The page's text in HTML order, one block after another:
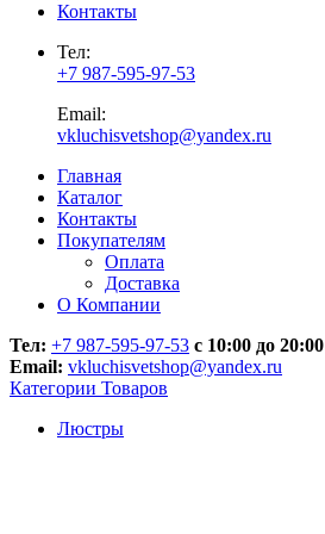
Контакты
Тел:
+7 987-595-97-53
Email:
vkluchisvetshop@yandex.ru
Главная
Каталог
Контакты
Покупателям
Оплата
Доставка
О Компании
Тел: +7 987-595-97-53 с 10:00 до 20:00
Email: vkluchisvetshop@yandex.ru
Категории Товаров
Люстры